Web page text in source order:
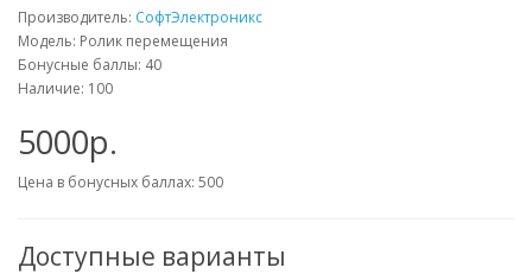
Производитель: СофтЭлектроникс
Модель: Ролик перемещения
Бонусные баллы: 40
Наличие: 100
5000р.
Цена в бонусных баллах: 500
Доступные варианты